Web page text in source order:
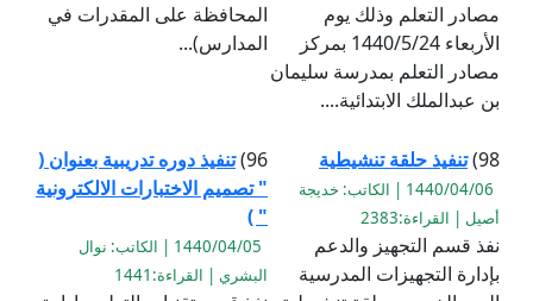
مصادر التعلم وذلك يوم
الأربعاء 1440/5/24 بمركز
مصادر التعلم بمدرسة سليمان
بن عبدالملك الابتدائية....
المحافظة على المقدرات في
المدارس)...
98) تنفيذ حلقة تنشيطية
1440/04/06 | الكاتب: خديجة
أصيل | القراءة:2383
نفذ قسم التجهيز والدعم
بإدارة التجهيزات المدرسية
96) تنفيذ دوره تدريبية بعنوان (
" تصميم الاختبارات الالكترونية
" )
1440/04/05 | الكاتب: نوال
البشري | القراءة:1441